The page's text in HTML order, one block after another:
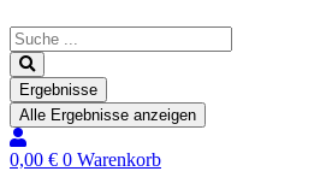
Search
...
Ergebnisse
Alle Ergebnisse anzeigen
0,00 € 0 Warenkorb